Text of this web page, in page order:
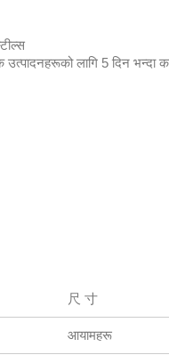
उत्पादनहरूको लागि 5 दिन भन्दा
尺 寸
आयामहरू